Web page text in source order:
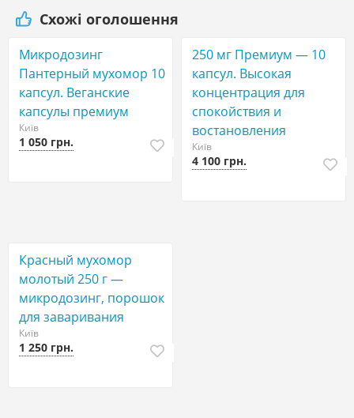
Схожі оголошення
Микродозинг
Пантерный мухомор 10
капсул. Веганские
капсулы премиум
Київ
1 050 грн.
250 мг Премиум — 10
капсул. Высокая
концентрация для
спокойствия и
востановления
Київ
4 100 грн.
Красный мухомор
молотый 250 г —
микродозинг, порошок
для заваривания
Київ
1 250 грн.